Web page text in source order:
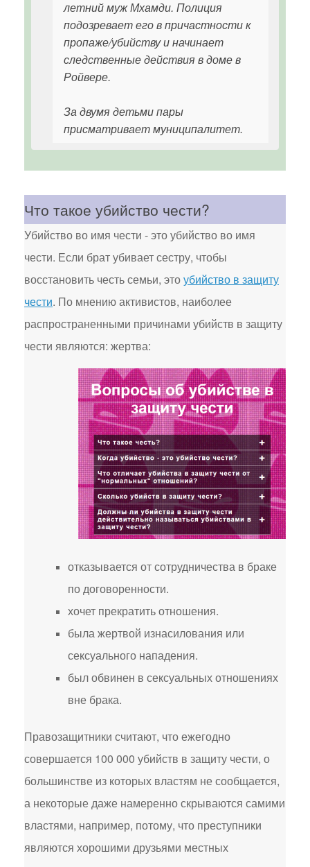
летний муж Мхамди. Полиция
подозревает его в причастности к
пропаже/убийству и начинает
следственные действия в доме в
Ройвере.
За двумя детьми пары
присматривает муниципалитет.
Что такое убийство чести?
Убийство во имя чести - это убийство во имя
чести. Если брат убивает сестру, чтобы
восстановить честь семьи, этоубийство в защиту
чести. По мнению активистов, наиболее
распространенными причинами убийств в защиту
чести являются: жертва:
отказывается от сотрудничества в браке
по договоренности.
хочет прекратить отношения.
была жертвой изнасилования или
сексуального нападения.
был обвинен в сексуальных отношениях
вне брака.
Правозащитники считают, что ежегодно
совершается 100 000 убийств в защиту чести, о
большинстве из которых властям не сообщается,
а некоторые даже намеренно скрываются самими
властями, например, потому, что преступники
являются хорошими друзьями местных